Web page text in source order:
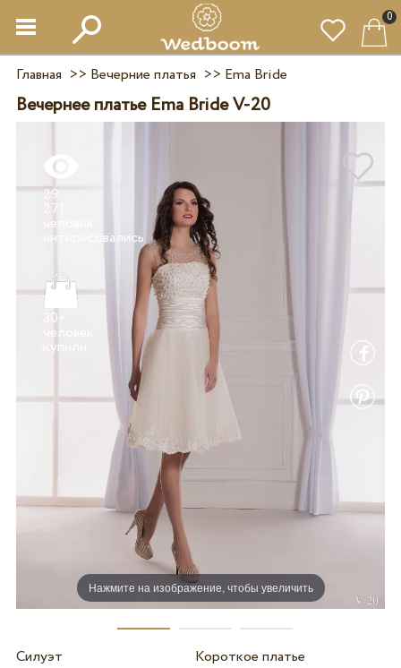
0
Главная >> Вечерние платья >> Ema Bride
Вечернее платье Ema Bride V-20
Нажмите на изображение, чтобы увеличить
29
271
человек
30+
человек
Силуэт
Короткое платье